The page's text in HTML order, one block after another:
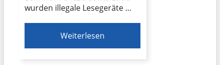
wurden illegale Lesegeräte …
Weiterlesen